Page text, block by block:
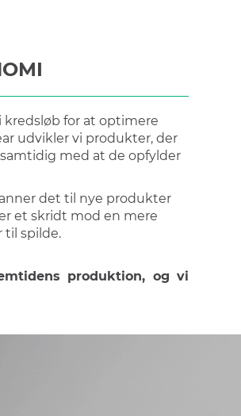
for at optimere
udvikler vi produkter, der
med at de opfylder
det til nye produkter
et skridt mod en mere
til spilde.
produktion, og vi